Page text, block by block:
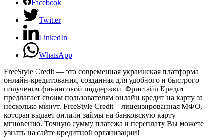
Facebook
Twitter
LinkedIn
WhatsApp
FreeStyle Credit — это современная украинская платформа
онлайн-кредитования, созданная для удобного и быстрого
получения финансовой поддержки. Фристайл Кредит
предлагает своим пользователям онлайн кредит на карту за
несколько минут. FreeStyle Credit – лицензированная МФО,
которая выдает онлайн займы на банковскую карту
мгновенно. Точную сумму платежа и переплату Вы можете
узнать на сайте кредитной организации!